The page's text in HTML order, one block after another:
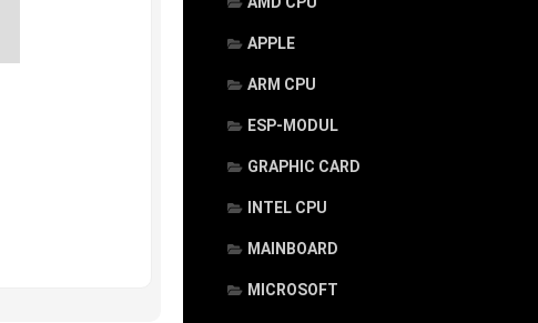
APPLE
ARM CPU
ESP-MODUL
GRAPHIC CARD
INTEL CPU
MAINBOARD
MICROSOFT